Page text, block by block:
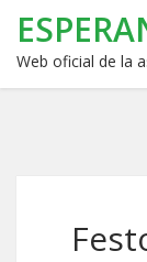
Web oficial de la